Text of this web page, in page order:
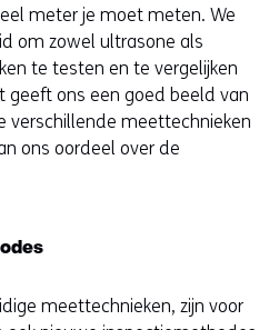
meter je moet meten. We
om zowel ultrasone als
te testen en te vergelijken
geeft ons een goed beeld van
verschillende meettechnieken
ons oordeel over de
meettechnieken, zijn voor